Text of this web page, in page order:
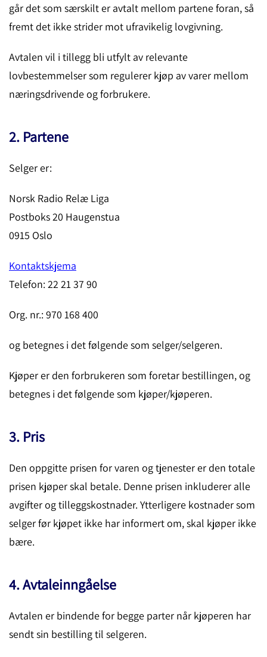
går det som særskilt er avtalt mellom partene foran, så
fremt det ikke strider mot ufravikelig lovgivning.
Avtalen vil i tillegg bli utfylt av relevante
lovbestemmelser som regulerer kjøp av varer mellom
næringsdrivende og forbrukere.
2. Partene
Selger er:
Norsk Radio Relæ Liga
Postboks 20 Haugenstua
0915 Oslo
Kontaktskjema
Telefon: 22 21 37 90
Org. nr.: 970 168 400
og betegnes i det følgende som selger/selgeren.
Kjøper er den forbrukeren som foretar bestillingen, og
betegnes i det følgende som kjøper/kjøperen.
3. Pris
Den oppgitte prisen for varen og tjenester er den totale
prisen kjøper skal betale. Denne prisen inkluderer alle
avgifter og tilleggskostnader. Ytterligere kostnader som
selger før kjøpet ikke har informert om, skal kjøper ikke
bære.
4. Avtaleinngåelse
Avtalen er bindende for begge parter når kjøperen har
sendt sin bestilling til selgeren.